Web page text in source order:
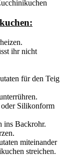
ihr nicht
für den Teig
Silikonform
ins Backrohr.
miteinander
streichen.